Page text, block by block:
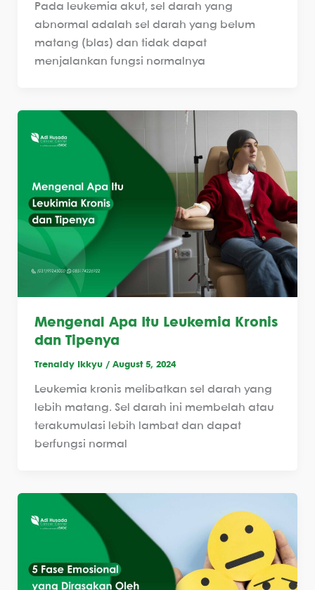
Pada leukemia akut, sel darah yang
abnormal adalah sel darah yang belum
matang (blas) dan tidak dapat
menjalankan fungsi normalnya
Mengenal Apa Itu Leukemia Kronis
dan Tipenya
Trenaldy Ikkyu / August 5, 2024
Leukemia kronis melibatkan sel darah yang
lebih matang. Sel darah ini membelah atau
terakumulasi lebih lambat dan dapat
berfungsi normal